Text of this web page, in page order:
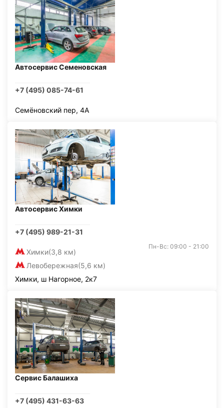
Автосервис Семеновская
+7 (495) 085-74-61
Семёновский пер, 4А
Автосервис Химки
+7 (495) 989-21-31
Химки(3,8 км)
Левобережная(5,6 км)
Пн-Вс: 09:00 - 21:00
Химки, ш Нагорное, 2к7
Сервис Балашиха
+7 (495) 431-63-63